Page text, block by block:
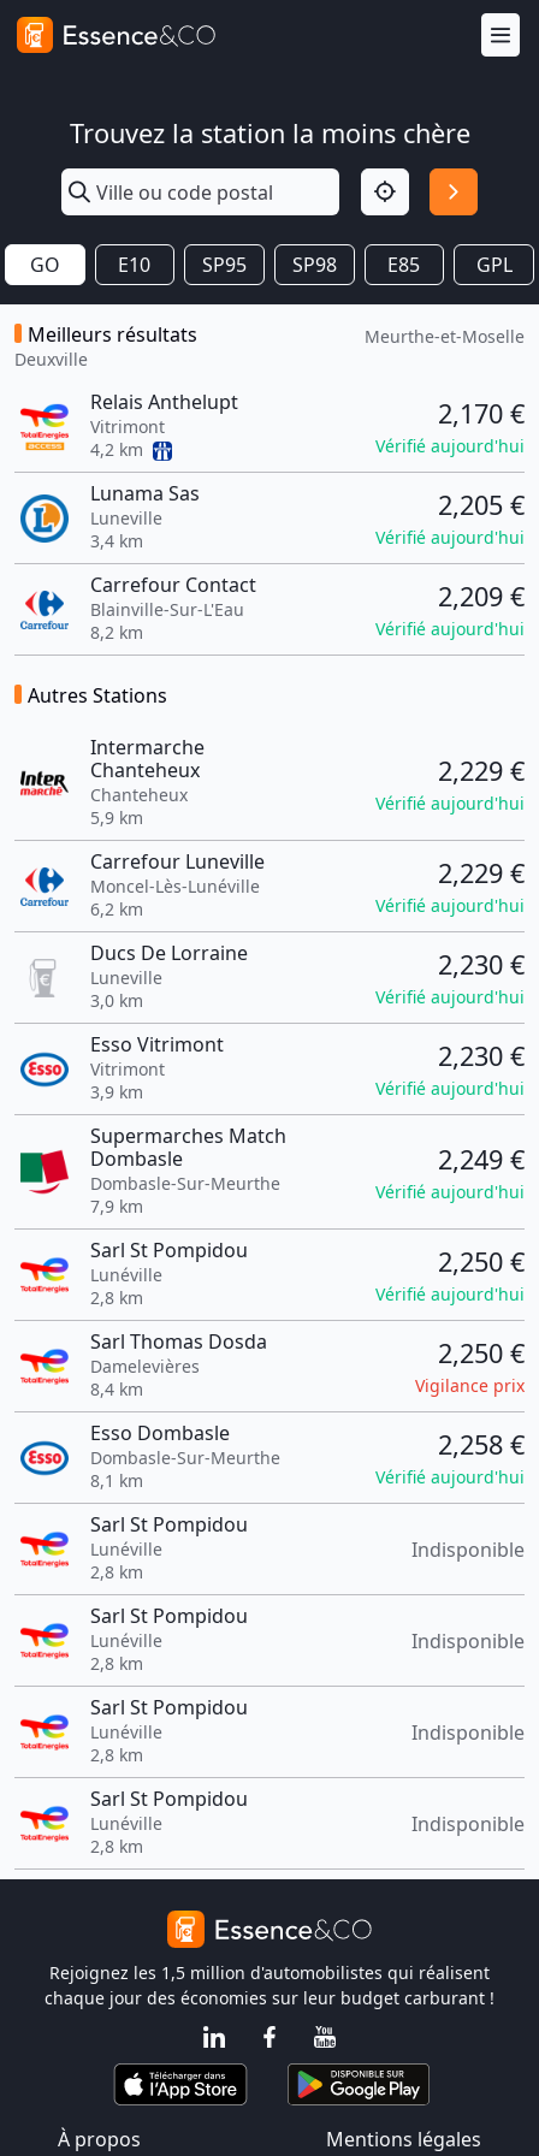
Trouvez la station la moins chère
GO E10 SP95 SP98 E85 GPL
Meilleurs résultats
Deuxville
Meurthe-et-Moselle
Relais Anthelupt
Vitrimont
4,2 km
2,170 €
Vérifié aujourd'hui
Lunama Sas
Luneville
3,4 km
2,205 €
Vérifié aujourd'hui
Carrefour Contact
Blainville-Sur-L'Eau
8,2 km
2,209 €
Vérifié aujourd'hui
Autres Stations
Intermarche
Chanteheux
Chanteheux
5,9 km
2,229 €
Vérifié aujourd'hui
Carrefour Luneville
Moncel-Lès-Lunéville
6,2 km
2,229 €
Vérifié aujourd'hui
Ducs De Lorraine
Luneville
3,0 km
2,230 €
Vérifié aujourd'hui
Esso Vitrimont
Vitrimont
3,9 km
2,230 €
Vérifié aujourd'hui
Supermarches Match
Dombasle
Dombasle-Sur-Meurthe
7,9 km
2,249 €
Vérifié aujourd'hui
Sarl St Pompidou
Lunéville
2,8 km
2,250 €
Vérifié aujourd'hui
Sarl Thomas Dosda
Damelevières
8,4 km
2,250 €
Vigilance prix
Esso Dombasle
Dombasle-Sur-Meurthe
8,1 km
2,258 €
Vérifié aujourd'hui
Sarl St Pompidou
Lunéville
2,8 km
Indisponible
Sarl St Pompidou
Lunéville
2,8 km
Indisponible
Sarl St Pompidou
Lunéville
2,8 km
Indisponible
Sarl St Pompidou
Lunéville
2,8 km
Indisponible
Rejoignez les 1,5 million d'automobilistes qui réalisent
chaque jour des économies sur leur budget carburant !
À propos Mentions légales